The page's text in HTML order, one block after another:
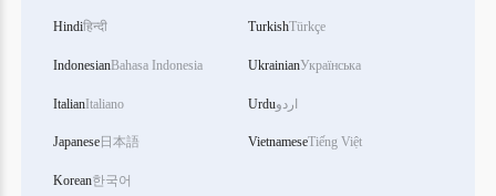
Hindiहिन्दी
IndonesianBahasa Indonesia
ItalianItaliano
Japanese日本語
Korean한국어
TurkishTürkçe
UkrainianУкраїнська
Urduاردو
VietnameseTiếng Việt